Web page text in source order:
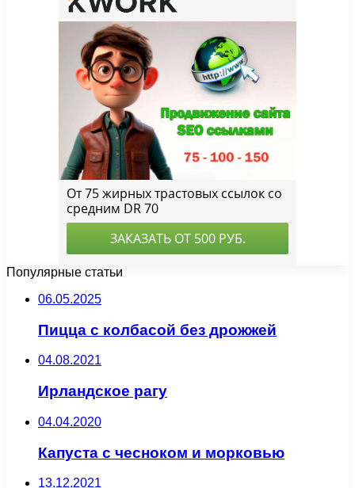
Популярные статьи
06.05.2025
Пицца с колбасой без дрожжей
04.08.2021
Ирландское рагу
04.04.2020
Капуста с чесноком и морковью
13.12.2021